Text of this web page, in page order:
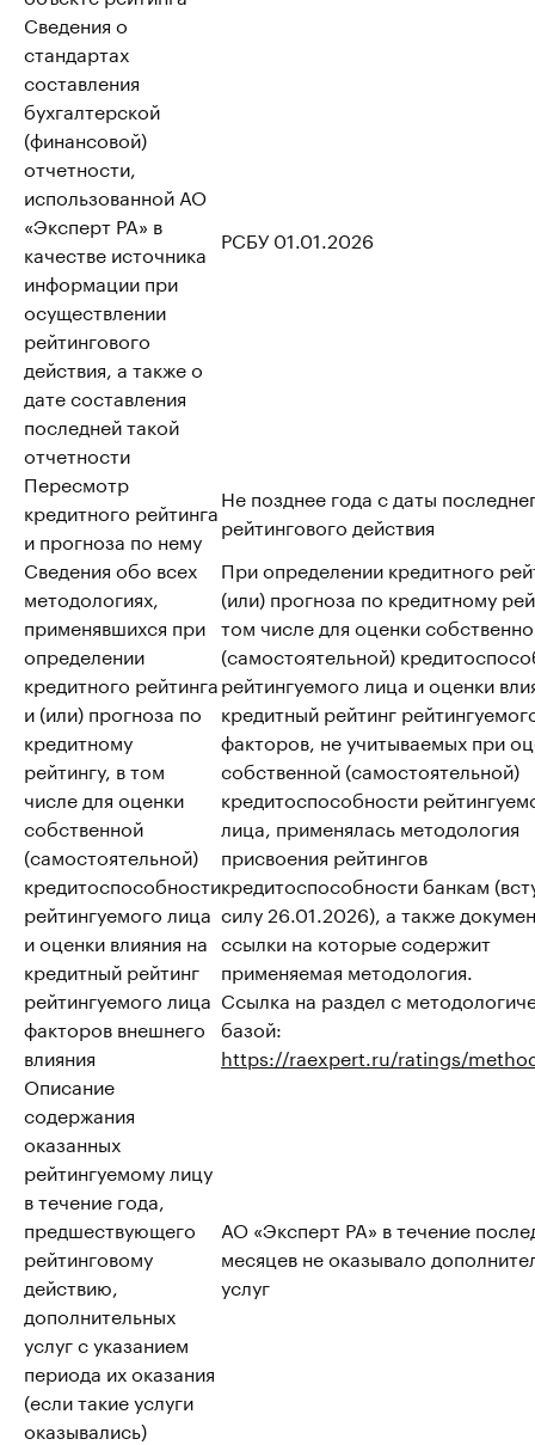
Сведения о
стандартах
составления
бухгалтерской
(финансовой)
отчетности,
использованной АО
«Эксперт РА» в
качестве источника
информации при
осуществлении
рейтингового
действия, а также о
дате составления
последней такой
отчетности
РСБУ 01.01.2026
Пересмотр
кредитного рейтинга
и прогноза по нему
Не позднее года с даты
рейтингового действия
Сведения обо всех
методологиях,
применявшихся при
определении
кредитного рейтинга
и (или) прогноза по
кредитному
рейтингу, в том
числе для оценки
собственной
(самостоятельной)
кредитоспособности
рейтингуемого лица
и оценки влияния на
кредитный рейтинг
рейтингуемого лица
факторов внешнего
влияния
При определении кредитного
(или) прогноза по кредитному
том числе для оценки
(самостоятельной)
рейтингуемого лица и оценки
кредитный рейтинг
факторов, не учитываемых при
собственной (самостоятельной)
кредитоспособности
лица, применялась методология
присвоения рейтингов
кредитоспособности банкам
силу 26.01.2026), а также
ссылки на которые содержит
применяемая методология.
Ссылка на раздел с
базой:
https://raexpert.ru/ratings/
Описание
содержания
оказанных
рейтингуемому лицу
в течение года,
предшествующего
рейтинговому
действию,
дополнительных
услуг с указанием
периода их оказания
(если такие услуги
оказывались)
АО «Эксперт РА» в течение
месяцев не оказывало
услуг